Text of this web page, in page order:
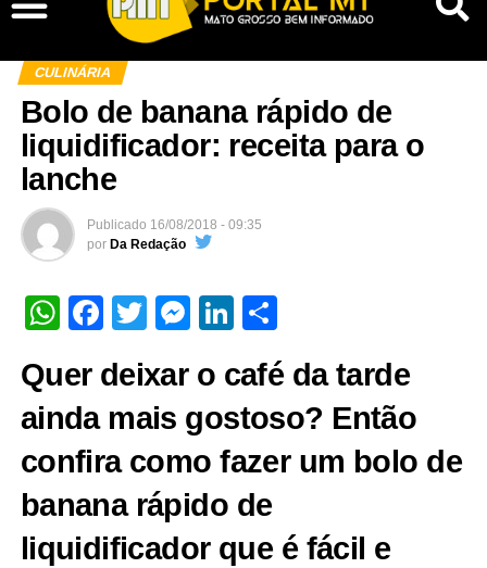
CULINÁRIA
Bolo de banana rápido de
liquidificador: receita para o
lanche
Publicado 16/08/2018 - 09:35
por Da Redação
WhatsApp
Facebook
TwitterMessenger
LinkedIn
Quer deixar o café da tarde
ainda mais gostoso? Então
confira como fazer um bolo de
banana rápido de
liquidificador que é fácil e